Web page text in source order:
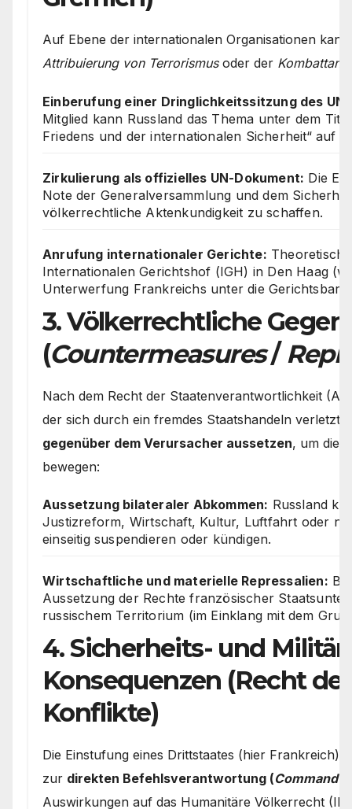
Auf Ebene der internationalen Organisationen
Attribuierung von Terrorismusoder der
Einberufung einer Dringlichkeitssitzung des
Mitglied kann Russland das Thema unter dem
Friedens und der internationalen Sicherheit“ auf
Zirkulierung als offizielles UN-Dokument: Die
Note der Generalversammlung und dem
völkerrechtliche Aktenkundigkeit zu schaffen.
Anrufung internationaler Gerichte: Theoretisch
Internationalen Gerichtshof (IGH) in Den Haag
Unterwerfung Frankreichs unter die
3. Völkerrechtliche
(Countermeasures/
Nach dem Recht der Staatenverantwortlichkeit
der sich durch ein fremdes Staatshandeln verletzt
gegenüber dem Verursacher aussetzen, um
bewegen:
Aussetzung bilateraler Abkommen: Russland
Justizreform, Wirtschaft, Kultur, Luftfahrt oder
einseitig suspendieren oder kündigen.
Wirtschaftliche und materielle Repressalien:
Aussetzung der Rechte französischer
russischem Territorium (im Einklang mit dem
4. Sicherheits- und
Konsequenzen (Recht
Konflikte)
Die Einstufung eines Drittstaates (hier Frankreich)
zur direkten Befehlsverantwortung (Command
Auswirkungen auf das Humanitäre Völkerrecht